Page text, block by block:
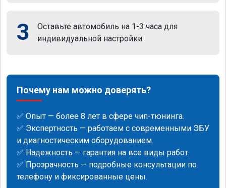
3
Оставьте автомобиль на 1-3 часа для
индивидуальной настройки.
Почему нам можно доверять?
✅ Опыт — более 8 лет в сфере чип-тюнинга.
✅ Экспертность — работаем с современными ЭБУ
и диагностическим оборудованием.
✅ Надежность — гарантия на все виды работ.
✅ Прозрачность — подробные консультации по
телефону и фиксированные цены.